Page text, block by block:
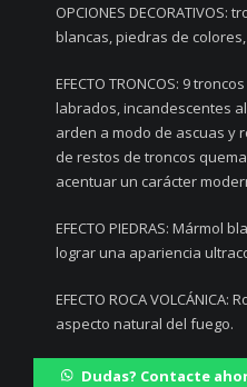
OPCIONES
blancas, piedras de
EFECTO TRONCOS: 9
labrados, incandescentes
arden a modo de ascuas y
de restos de troncos
acentuar un carácter
EFECTO PIEDRAS: Mármol
lograr una apariencia
EFECTO ROCA
aspecto natural del fuego.
Dudas? Contacte